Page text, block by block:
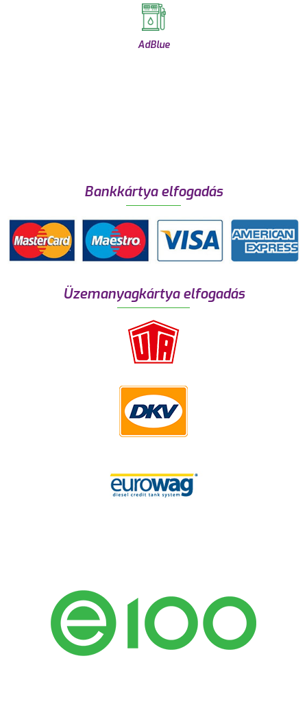
AdBlue
Bankkártya elfogadás
Üzemanyagkártya elfogadás